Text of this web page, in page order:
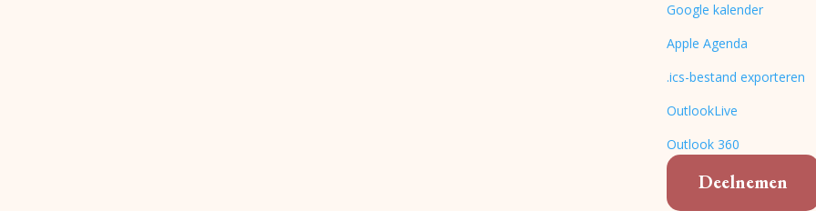
Google kalender
Apple Agenda
.ics-bestand exporteren
OutlookLive
Outlook 360
Deelnemen